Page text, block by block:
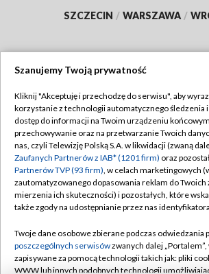
SZCZECIN / WARSZAWA /
TVP
Abonament TVP
Emisja w TVP
Centrum informacji TVP
Naziemna Telewizja Cyfrowa
Rada Programowa
System NOS
Regulamin TVP
Polityka prywatności
Moje zgody
Pomoc
Kontakt
Szanujemy Twoją prywatność
Kliknij "Akceptuję i przechodzę do serwisu", aby
korzystanie z technologii automatycznego śledzenia
dostęp do informacji na Twoim urządzeniu
przechowywanie oraz na przetwarzanie Twoich
nas, czyli Telewizję Polską S.A. w likwidacji (zwaną
Zaufanych Partnerów z IAB* (1201 firm) oraz
Partnerów TVP (93 firm), w celach marketingowych
zautomatyzowanego dopasowania reklam do
mierzenia ich skuteczności) i pozostałych, które
także zgody na udostępnianie przez nas
Twoje dane osobowe zbierane podczas odwiedzania
poszczególnych serwisówzwanych dalej
zapisywane za pomocą technologii takich jak: pliki
WWW lub innych podobnych technologii